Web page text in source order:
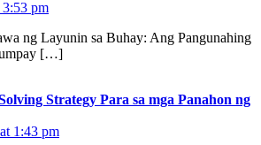
3:53 pm
ng Layunin sa Buhay: Ang Pangunahing
[…]
Strategy Para sa mga Panahon ng
1:43 pm